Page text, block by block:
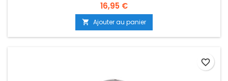
16,95 €
 Ajouter au panier
favorite_border